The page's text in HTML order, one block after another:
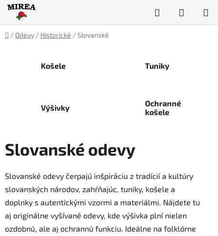
Prejsť
obsah
Hľadať
KOŠÍK
Domov
/ Odevy / Historické /Slovanské
Košele Tuniky
Výšivky
Ochranné
košele
Slovanské odevy
Slovanské odevy čerpajú inšpiráciu z tradícií a kultúry
slovanských národov, zahŕňajúc, tuniky, košele a
doplnky s autentickými vzormi a materiálmi. Nájdete tu
aj originálne vyšívané odevy, kde výšivka plní nielen
ozdobnú, ale aj ochrannú funkciu. Ideálne na folklórne